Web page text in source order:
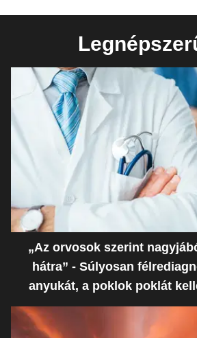
„Az orvosok szerint
hátra” - Súlyosan
anyukát, a poklok poklát
ostoba hiba